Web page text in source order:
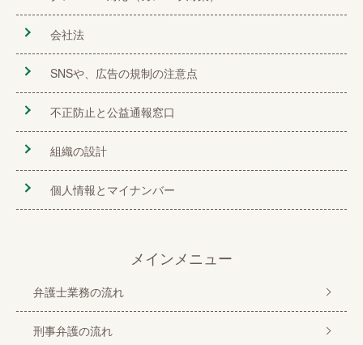
会社法
SNSや、広告の規制の注意点
不正防止と公益通報窓口
組織の設計
個人情報とマイナンバー
メインメニュー
弁護士業務の流れ
刑事弁護の流れ